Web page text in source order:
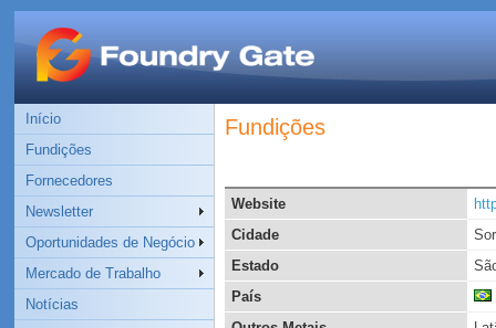
Início
Fundições
Fornecedores
Newsletter
Oportunidades de Negócio
Mercado de Trabalho
Notícias
Fundições
Website
Cidade
Estado
País